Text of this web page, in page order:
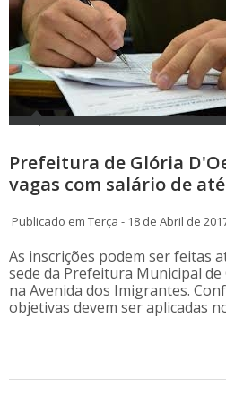
Prefeitura de Glória
vagas com salário de
Publicado em Terça - 18 de Abril de
As inscrições podem ser feitas
sede da Prefeitura Municipal de
na Avenida dos Imigrantes.
objetivas devem ser aplicadas